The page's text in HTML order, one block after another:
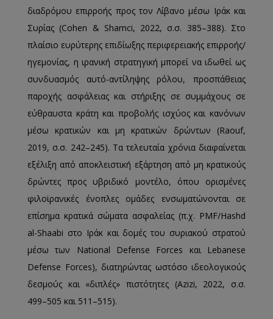
διαδρόμου επιρροής προς τον Λίβανο μέσω Ιράκ και
Συρίας (Cohen & Shamci, 2022, σ.σ. 385–388). Στο
πλαίσιο ευρύτερης επιδίωξης περιφερειακής επιρροής/
ηγεμονίας, η ιρανική στρατηγική μπορεί να ιδωθεί ως
συνδυασμός αυτό-αντίληψης ρόλου, προσπάθειας
παροχής ασφάλειας και στήριξης σε συμμάχους σε
εύθραυστα κράτη και προβολής ισχύος και κανόνων
μέσω κρατικών και μη κρατικών δρώντων (Raouf,
2019, σ.σ. 242–245). Τα τελευταία χρόνια διαφαίνεται
εξέλιξη από αποκλειστική εξάρτηση από μη κρατικούς
δρώντες προς υβριδικό μοντέλο, όπου ορισμένες
φιλοϊρανικές ένοπλες ομάδες ενσωματώνονται σε
επίσημα κρατικά σώματα ασφαλείας (π.χ. PMF/Hashd
al-Shaabi στο Ιράκ και δομές του συριακού στρατού
μέσω των National Defense Forces και Lebanese
Defense Forces), διατηρώντας ωστόσο ιδεολογικούς
δεσμούς και «διπλές» πιστότητες (Azizi, 2022, σ.σ.
499–505 και 511–515).